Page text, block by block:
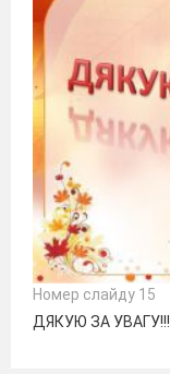
Номер слайду 15
ДЯКУЮ ЗА УВАГУ!!!